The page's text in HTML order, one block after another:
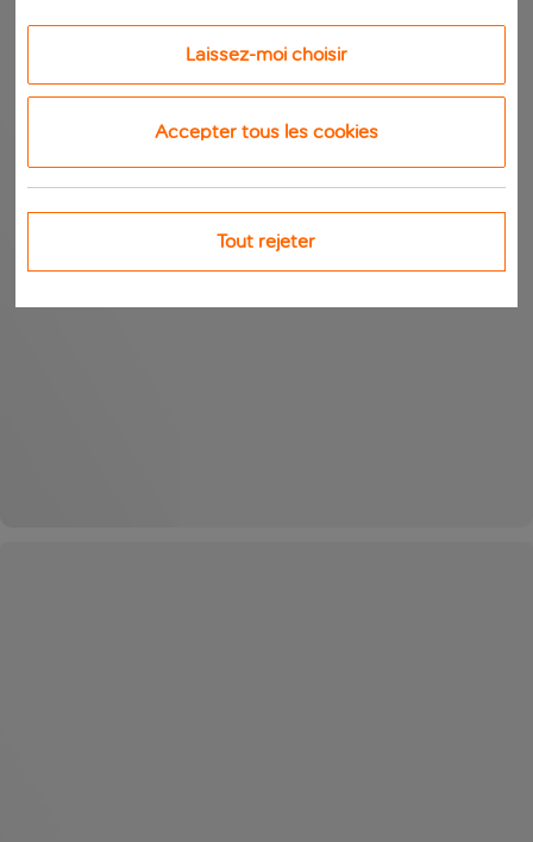
Laissez-moi choisir
Accepter tous les cookies
Tout rejeter